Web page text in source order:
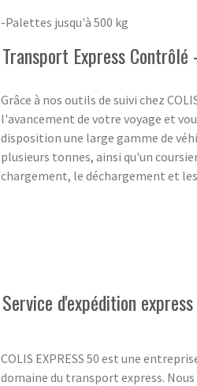
-Palettes jusqu'à 500 kg
Transport Express
Grâce à nos outils de suivi chez
l'avancement de votre voyage et
disposition une large gamme de
plusieurs tonnes, ainsi qu'un
chargement, le déchargement et
Service d'expédition
COLIS EXPRESS 50 est une
domaine du transport express.